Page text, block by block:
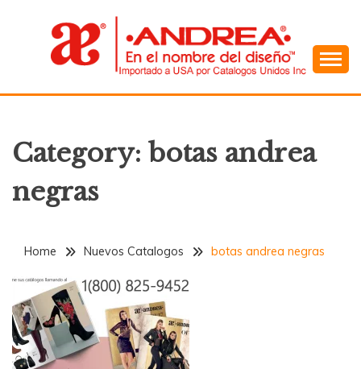
ANDREA
Category: botas andrea
negras
Home Nuevos Catalogos botas andrea negras